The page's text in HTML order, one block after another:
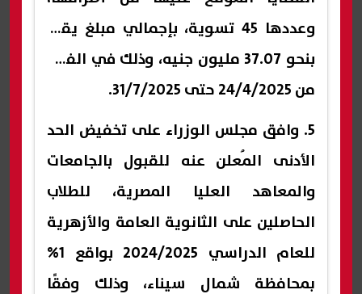
وعددها 45 تسوية، بإجمالي مبلغ يقدر
بنحو 37.07 مليون جنيه، وذلك في الفترة
من 24/4/2025 حتى 31/7/2025.
5. وافق مجلس الوزراء على تخفيض الحد
الأدنى المُعلن عنه للقبول بالجامعات
والمعاهد العليا المصرية، للطلاب
الحاصلين على الثانوية العامة والأزهرية
للعام الدراسي 2024/2025 بواقع 1%
بمحافظة شمال سيناء، وذلك وفقًا